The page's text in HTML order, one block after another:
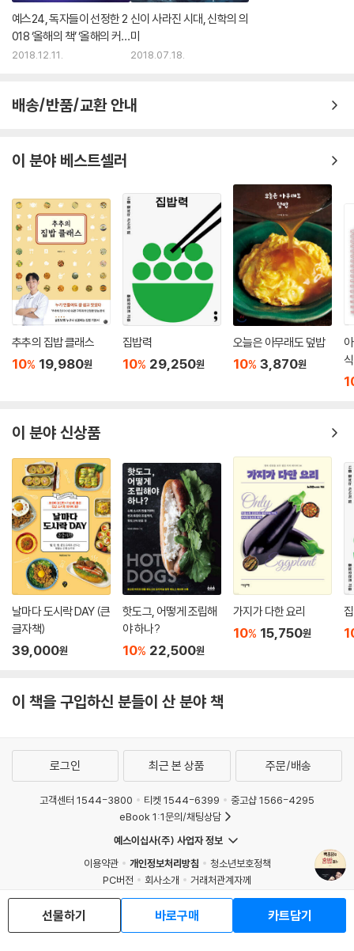
예스24, 독자들이 선정한 2
018 ‘올해의 책’ ‘올해의 커
버’ 는?
2018.12.11.
신이 사라진 시대, 신학의 의
미
2018.07.18.
배송/반품/교환 안내
이 분야 베스트셀러
추추의 집밥 클래스
10% 19,980원
집밥력
10% 29,250원
오늘은 아무래도 덮밥
10% 3,870원
이 분야 신상품
날마다 도시락 DAY (큰
글자책)
39,000원
핫도그, 어떻게 조립해
야 하나?
10% 22,500원
가지가 다한 요리
10% 15,750원
이 책을 구입하신 분들이 산 분야 책
선물하기 바로구매 카트담기
로그인 최근 본 상품 주문/배송
고객센터 1544-3800 티켓 1544-6399
중고샵 1566-4295
eBook 1:1문의/채팅상담
예스이십사(주) 사업자 정보
이용약관
개인정보처리방침
청소년보호정책
PC버전
회사소개
거래처관계자께
도서홍보
광고
Copyright © YES24 Corp. All Rights Reserved.
MATOM13